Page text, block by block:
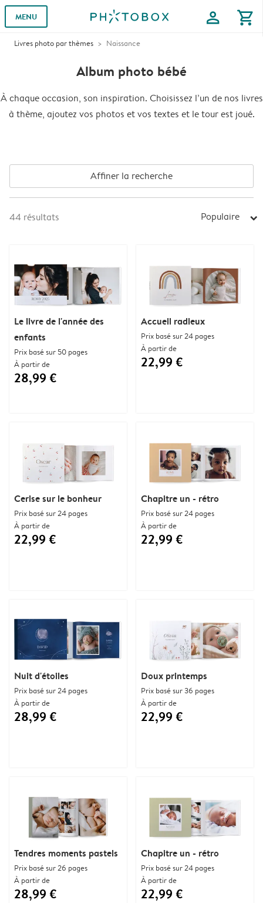
MENU profile shopping_cart
Livres photo par thèmes Naissance
Album photo bébé
À chaque occasion, son inspiration. Choisissez l’un de nos livres
à thème, ajoutez vos photos et vos textes et le tour est joué.
Affiner la recherche
44 résultats Populaire arrow_right
Chapitre un - rétro
Prix basé sur 24 pages
À partir de
22,99 €
Cerise sur le bonheur
Prix basé sur 24 pages
À partir de
22,99 €
Accueil radieux
Prix basé sur 24 pages
À partir de
22,99 €
Chapitre un - rétro
Prix basé sur 24 pages
À partir de
22,99 €
Doux printemps
Prix basé sur 36 pages
À partir de
22,99 €
Nuit d'étoiles
Prix basé sur 24 pages
À partir de
28,99 €
Tendres moments pastels
Prix basé sur 26 pages
À partir de
28,99 €
Le livre de l'année des
enfants
Prix basé sur 50 pages
À partir de
28,99 €